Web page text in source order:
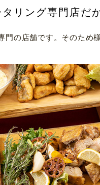
タリング専門店だ
門の店舗です。そのた